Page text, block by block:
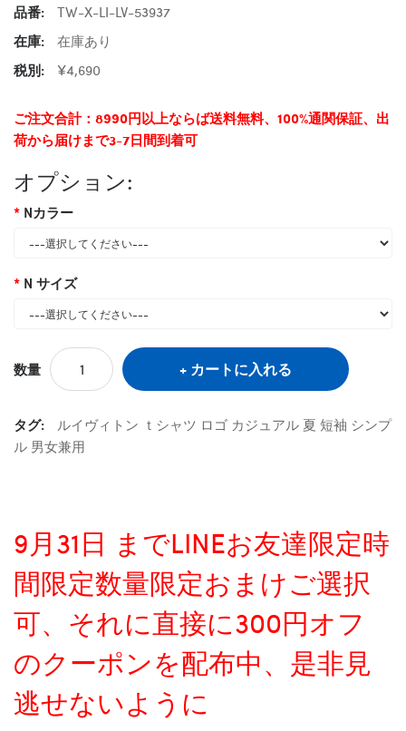
品番:
TW-X-LI-LV-53937
在庫:
在庫あり
税別:
¥4,690
ご注文合計：8990円以上ならば送料無料、100%通関保証、出
荷から届けまで3-7日間到着可
オプション:
Nカラー
N サイズ
数量 カートに入れる
タグ:
ルイヴィトン ｔシャツ ロゴ カジュアル 夏 短袖 シンプ
ル 男女兼用
9月31日 までLINEお友達限定時
間限定数量限定おまけご選択
可、それに直接に300円オフ
のクーポンを配布中、是非見
逃せないように